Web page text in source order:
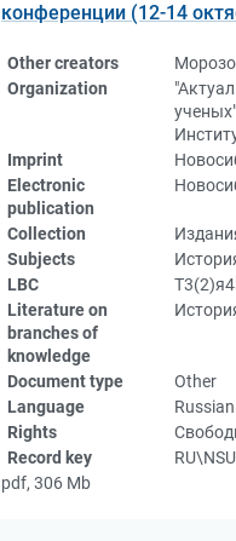
конференции (12-14
Other creators
Organization
Imprint
Electronic
publication
Collection
Subjects
LBC
Literature on
branches of
knowledge
Document type
Other
Language
Russian
Rights
Record key
pdf, 306 Mb